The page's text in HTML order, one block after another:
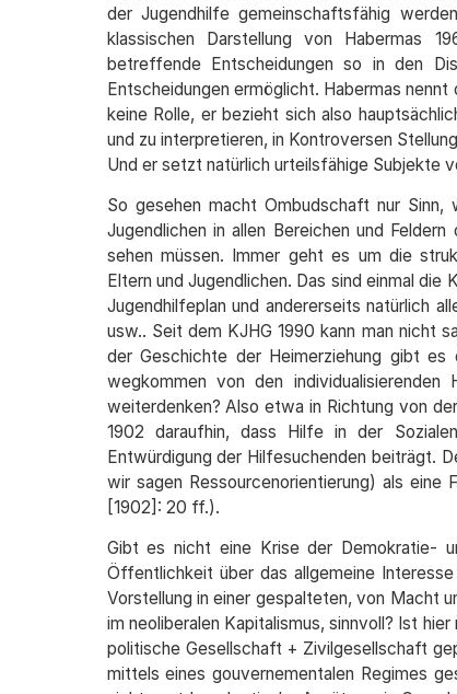
der Jugendhilfe gemeinschaftsfähig
klassischen Darstellung von Habermas
betreffende Entscheidungen so in den
Entscheidungen ermöglicht. Habermas
keine Rolle, er bezieht sich also
und zu interpretieren, in Kontroversen
Und er setzt natürlich urteilsfähige Subjekte
So gesehen macht Ombudschaft nur Sinn,
Jugendlichen in allen Bereichen und
sehen müssen. Immer geht es um die
Eltern und Jugendlichen. Das sind einmal
Jugendhilfeplan und andererseits natürlich
usw.. Seit dem KJHG 1990 kann man nicht
der Geschichte der Heimerziehung gibt
wegkommen von den
weiterdenken? Also etwa in Richtung von
1902 daraufhin, dass Hilfe in der
Entwürdigung der Hilfesuchenden beiträgt.
wir sagen Ressourcenorientierung) als
[1902]: 20 ff.).
Gibt es nicht eine Krise der Demokratie-
Öffentlichkeit über das allgemeine
Vorstellung in einer gespalteten, von Macht
im neoliberalen Kapitalismus, sinnvoll? Ist
politische Gesellschaft + Zivilgesellschaft
mittels eines gouvernementalen Regimes